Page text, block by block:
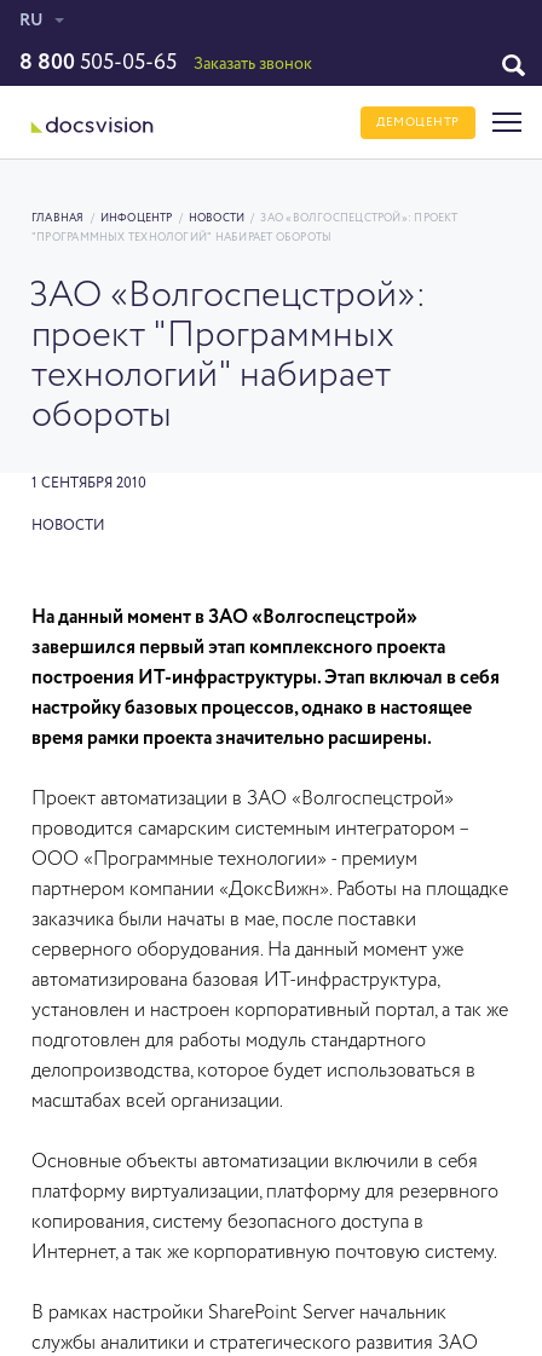
RU
8 800 505-05-65 Заказать звонок
ДЕМОЦЕНТР
ГЛАВНАЯ / ИНФОЦЕНТР / НОВОСТИ /
ЗАО «ВОЛГОСПЕЦСТРОЙ»: ПРОЕКТ
"ПРОГРАММНЫХ ТЕХНОЛОГИЙ" НАБИРАЕТ ОБОРОТЫ
ЗАО «Волгоспецстрой»:
проект "Программных
технологий" набирает
обороты
1 СЕНТЯБРЯ 2010
НОВОСТИ
На данный момент в ЗАО «Волгоспецстрой»
завершился первый этап комплексного проекта
построения ИТ-инфраструктуры. Этап включал в себя
настройку базовых процессов, однако в настоящее
время рамки проекта значительно расширены.
Проект автоматизации в ЗАО «Волгоспецстрой»
проводится самарским системным интегратором –
ООО «Программные технологии» - премиум
партнером компании «ДоксВижн». Работы на площадке
заказчика были начаты в мае, после поставки
серверного оборудования. На данный момент уже
автоматизирована базовая ИТ-инфраструктура,
установлен и настроен корпоративный портал, а так же
подготовлен для работы модуль стандартного
делопроизводства, которое будет использоваться в
масштабах всей организации.
Основные объекты автоматизации включили в себя
платформу виртуализации, платформу для резервного
копирования, систему безопасного доступа в
Интернет, а так же корпоративную почтовую систему.
В рамках настройки SharePoint Server начальник
службы аналитики и стратегического развития ЗАО